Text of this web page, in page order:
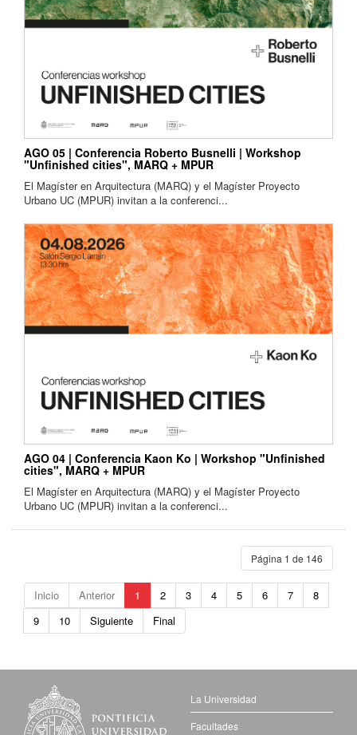
AGO 05 | Conferencia Roberto Busnelli | Workshop
"Unfinished cities", MARQ + MPUR
El Magíster en Arquitectura (MARQ) y el Magíster Proyecto
Urbano UC (MPUR) invitan a la conferenci...
AGO 04 | Conferencia Kaon Ko | Workshop "Unfinished
cities", MARQ + MPUR
El Magíster en Arquitectura (MARQ) y el Magíster Proyecto
Urbano UC (MPUR) invitan a la conferenci...
Página 1 de 146
Inicio Anterior 1 2 3 4 5 6 7
8
9
10 Siguiente Final
La Universidad
Facultades